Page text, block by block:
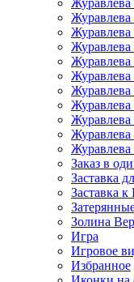
Журавлева
Журавлева
Журавлева
Журавлева
Журавлева
Журавлева
Журавлева
Журавлева
Журавлева
Журавлева
Журавлева
Заказ в
Заставка
Заставка
Золина
Игра
Игровое
Избранное